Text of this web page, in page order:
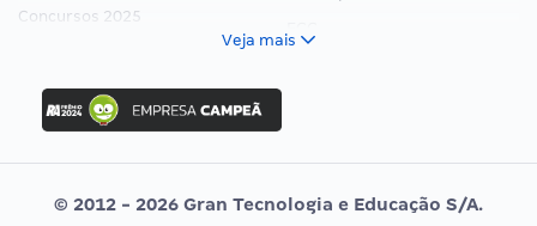
Concursos 2025
Concurso Ibama
Concurso MPU
Editais publicados
Vunesp
Veja mais
© 2012 - 2026 Gran Tecnologia e Educação S/A.